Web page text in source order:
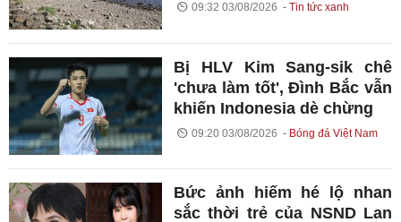
09:32 03/08/2026 Tin tức xanh
Bị HLV Kim Sang-sik chê
'chưa làm tốt', Đình Bắc vẫn
khiến Indonesia dè chừng
09:20 03/08/2026 Bóng đá Việt Nam
Bức ảnh hiếm hé lộ nhan
sắc thời trẻ của NSND Lan